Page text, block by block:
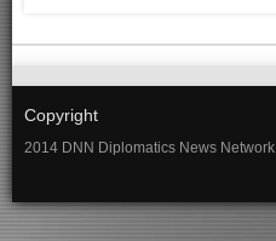
Copyright
2014 DNN Diplomatics News Network